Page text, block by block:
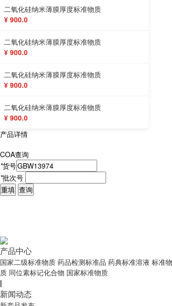
二氧化硅纳米薄膜厚度标准物质
¥ 900.0
二氧化硅纳米薄膜厚度标准物质
¥ 900.0
二氧化硅纳米薄膜厚度标准物质
¥ 900.0
二氧化硅纳米薄膜厚度标准物质
¥ 900.0
产品详情
COA查询
*货号
*批次号
重填 查询
产品中心
国家二级标准物质 药品检测标准品 药典标准溶液 标准
质 同位素标记化合物 国家标准物质
|
新闻动态